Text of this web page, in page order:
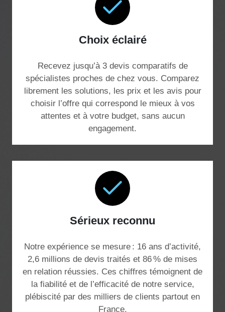
Choix éclairé
Recevez jusqu’à 3 devis comparatifs de
spécialistes proches de chez vous. Comparez
librement les solutions, les prix et les avis pour
choisir l’offre qui correspond le mieux à vos
attentes et à votre budget, sans aucun
engagement.
Sérieux reconnu
Notre expérience se mesure : 16 ans d’activité,
2,6 millions de devis traités et 86 % de mises
en relation réussies. Ces chiffres témoignent de
la fiabilité et de l’efficacité de notre service,
plébiscité par des milliers de clients partout en
France.